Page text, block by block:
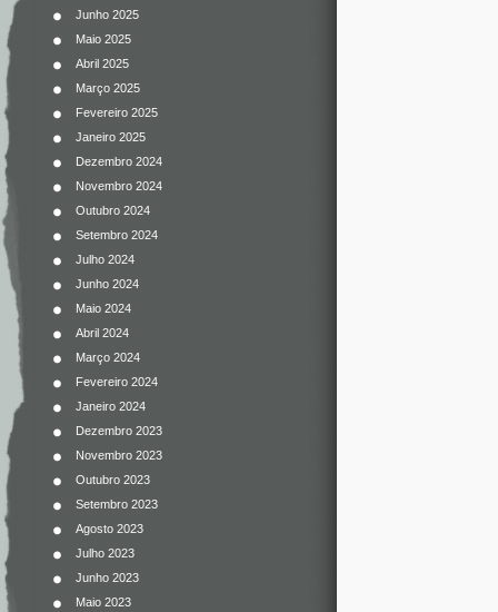
Junho 2025
Maio 2025
Abril 2025
Março 2025
Fevereiro 2025
Janeiro 2025
Dezembro 2024
Novembro 2024
Outubro 2024
Setembro 2024
Julho 2024
Junho 2024
Maio 2024
Abril 2024
Março 2024
Fevereiro 2024
Janeiro 2024
Dezembro 2023
Novembro 2023
Outubro 2023
Setembro 2023
Agosto 2023
Julho 2023
Junho 2023
Maio 2023